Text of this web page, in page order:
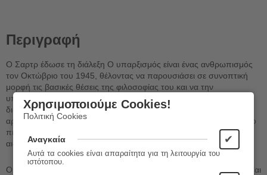
Περιγραφή
Ο Σαρτρ έδωσε τη διάλεξη Ο υπαρξισμός είναι ένας ανθρωπισμός
τον Οκτώβριο του 1945, θέλοντας να παρουσιάσει σε συνοπτική
μορφή τις βασικές θέσεις της φιλοσοφίας του και να την
υπερασπιστεί απέναντι σε ορισμένες συχνές παρανοήσεις. Η
διάλεξη δόθηκε από στήθους και κυκλοφόρησε ως βιβλίο λίγο
αργότερα, ελάχιστα επανεπεξεργασμένη. Το βιβλίο αναδείχτηκε στο
πιο πολυδιαβασμένο, πιθανότατα, φιλοσοφικό κείμενο του 20ού
αιώνα.
Ο άνθρωπος είναι ελεύθερος, λέει ο Σαρτρ, αλλά θέλει να φαντάζεται
Χρησιμοποιούμε Cookies!
Πολιτική Cookies
Αναγκαία ✔
Αυτά τα cookies είναι απαραίτητα για τη λειτουργία του
ιστότοπου.